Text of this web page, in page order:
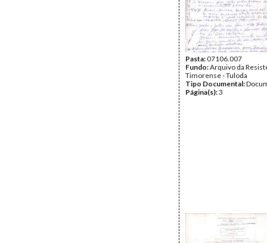
Pasta:07106.007
Fundo:Arquivo da
Timorense - Tuloda
Tipo Documental:
Página(s):3